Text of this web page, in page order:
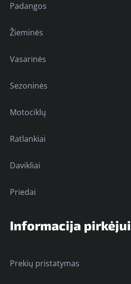
Padangos
Žieminės
Vasarinės
Sezoninės
Motociklų
Ratlankiai
Davikliai
Priedai
Informacija pirkėjui
Prekių pristatymas